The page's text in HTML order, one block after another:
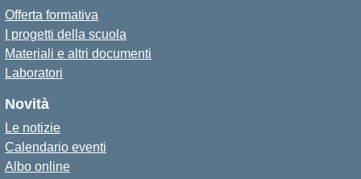
Offerta formativa
I progetti della scuola
Materiali e altri documenti
Laboratori
Novità
Le notizie
Calendario eventi
Albo online